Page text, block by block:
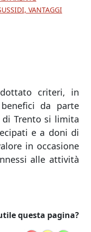
VANTAGGI
criteri, in
da parte
di Trento si limita
e a doni di
in occasione
alle attività
questa pagina?